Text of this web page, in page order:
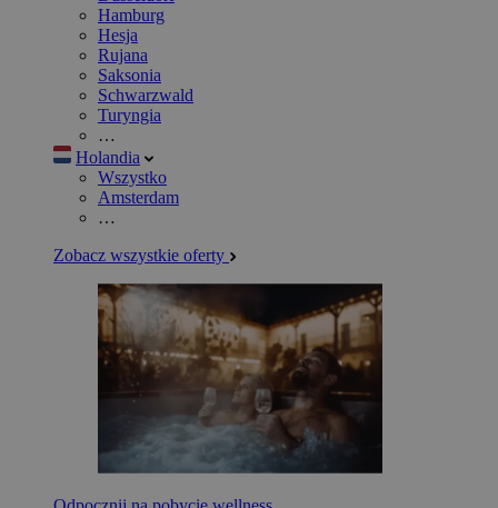
Hamburg
Hesja
Rujana
Saksonia
Schwarzwald
Turyngia
…
Holandia
Wszystko
Amsterdam
…
Zobacz wszystkie oferty